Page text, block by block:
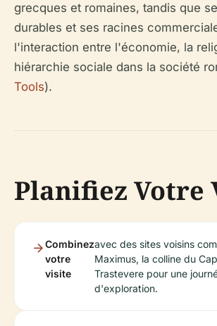
grecques et romaines, tandis que
durables et ses racines
l'interaction entre l'économie, la
hiérarchie sociale dans la société
Tools).
Planifiez Votre
Combinez
votre
visite
avec des sites voisins
Maximus, la colline du
Trastevere pour une
d'exploration.